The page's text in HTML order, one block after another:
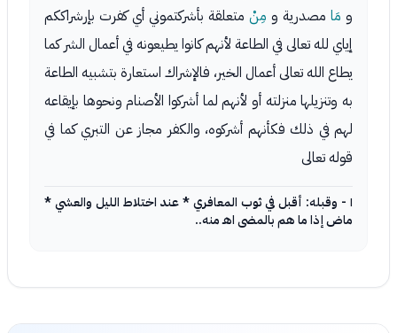
و مَا مصدرية و مِنْ متعلقة بأشركتموني أي كفرت بإرشراككم
إياي لله تعالى في الطاعة لأنهم كانوا يطيعونه في أعمال الشر كما
يطاع الله تعالى أعمال الخير، فالإشراك استعارة بتشبيه الطاعة
به وتنزيلها منزلته أو لأنهم لما أشركوا الأصنام ونحوها بإيقاعه
لهم في ذلك فكأنهم أشركوه، والكفر مجاز عن التبري كما في
قوله تعالى
١ - وقبله: أقبل في ثوب المعافري * عند اختلاط الليل والعشي *
ماض إذا ما هم بالمضى اهـ منه..